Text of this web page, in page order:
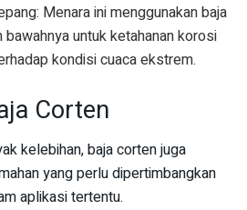
Menara ini menggunakan baja
untuk ketahanan korosi
kondisi cuaca ekstrem.
Corten
kelebihan, baja corten juga
yang perlu dipertimbangkan
aplikasi tertentu.